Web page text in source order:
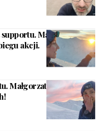
Małgorzata
akcji.
Małgorzata Tomik